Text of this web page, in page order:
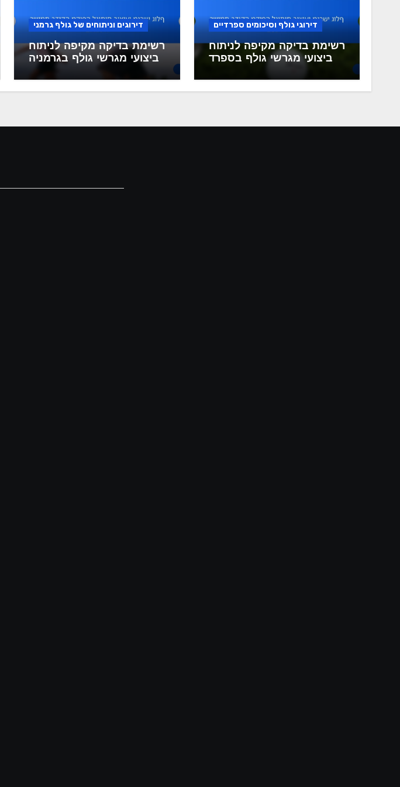
דירוגים וניתוחים של גולף גרמני
רשימת בדיקה מקיפה לניתוח
ביצועי מגרשי גולף בגרמניה
דירוגי גולף וסיכומים ספרדיים
רשימת בדיקה מקיפה לניתוח
ביצועי מגרשי גולף בספרד